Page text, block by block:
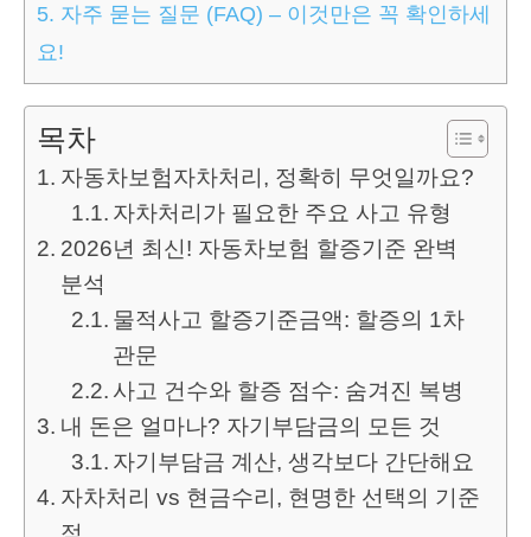
5. 자주 묻는 질문 (FAQ) – 이것만은 꼭 확인하세
요!
목차
자동차보험자차처리, 정확히 무엇일까요?
자차처리가 필요한 주요 사고 유형
2026년 최신! 자동차보험 할증기준 완벽
분석
물적사고 할증기준금액: 할증의 1차
관문
사고 건수와 할증 점수: 숨겨진 복병
내 돈은 얼마나? 자기부담금의 모든 것
자기부담금 계산, 생각보다 간단해요
자차처리 vs 현금수리, 현명한 선택의 기준